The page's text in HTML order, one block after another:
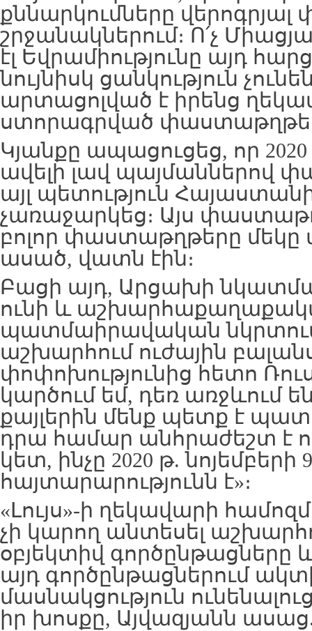
քննարկումները
շրջանակներում։ Ո՛չ
էլ Եվրամիությունը այդ
նույնիսկ ցանկություն
արտացոլված է իրենց
ստորագրված
Կյանքը ապացուցեց, որ 2020
ավելի լավ պայմաններով
այլ պետություն
չառաջարկեց։ Այս
բոլոր փաստաթղթերը մեկը
ասած, վատն էին։
Բացի այդ, Արցախի
ունի և
պատմաիրավական
աշխարհում ուժային
փոփոխությունից հետո
կարծում եմ, դեռ առջևում
քայլերին մենք պետք է
դրա համար անհրաժեշտ է
կետ, ինչը 2020 թ. նոյեմբերի
հայտարարությունն է»։
«Լույս»-ի ղեկավարի
չի կարող անտեսել
օբյեկտիվ գործընթացները
այդ գործընթացներում
մասնակցություն
իր խոսքը, Այվազյանն